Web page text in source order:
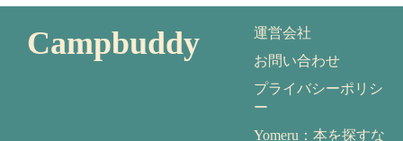
Campbuddy
運営会社
お問い合わせ
プライバシーポリシ
ー
Yomeru：本を探すな